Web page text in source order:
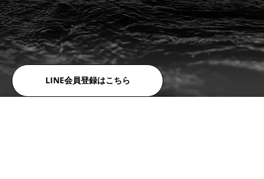
LINE会員登録はこちら
TEL:0532-31-4646
FAX:0532-32-6810
​会社概要
​利用規約